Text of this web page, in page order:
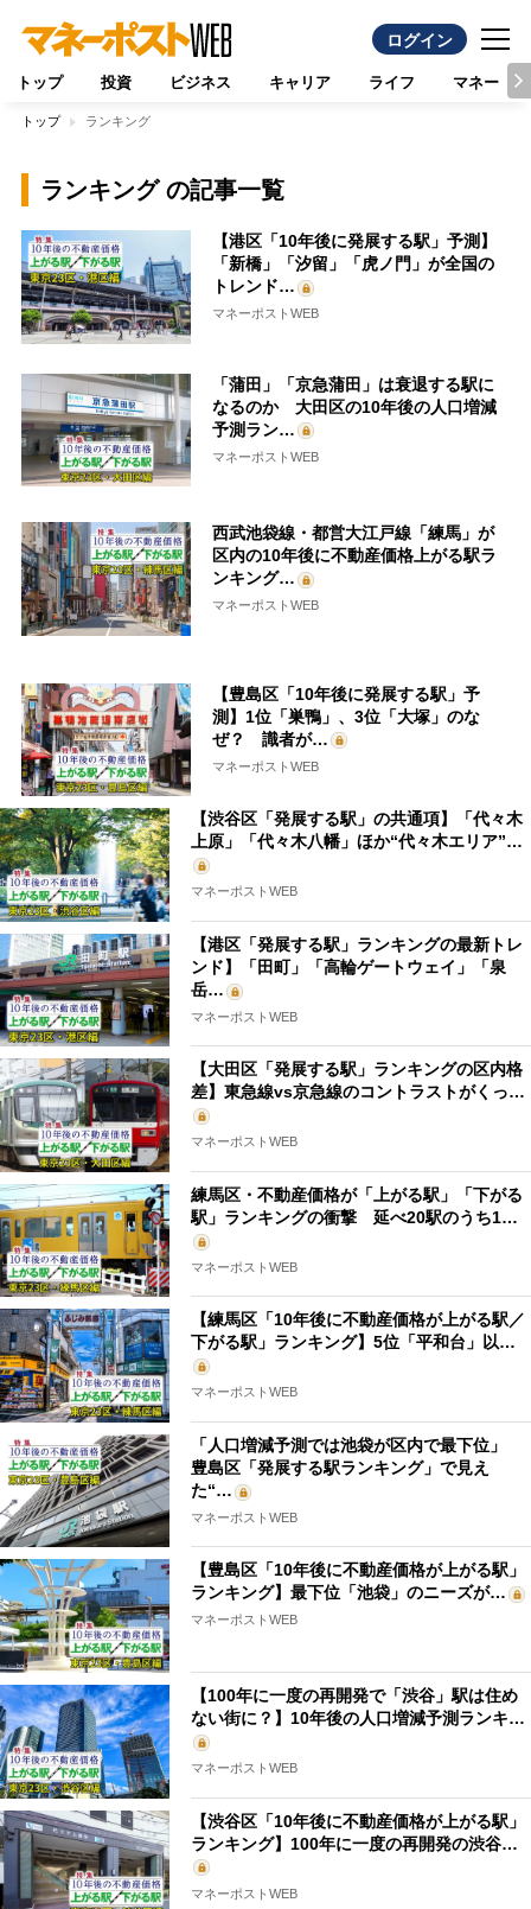
ログイン
トップ 投資 ビジネス キャリア ライフ マネー
トップ ランキング
ランキング の記事一覧
【港区「10年後に発展する駅」予測】
「新橋」「汐留」「虎ノ門」が全国の
トレンド…
マネーポストWEB
「蒲田」「京急蒲田」は衰退する駅に
なるのか 大田区の10年後の人口増減
予測ラン…
マネーポストWEB
西武池袋線・都営大江戸線「練馬」が
区内の10年後に不動産価格上がる駅ラ
ンキング…
マネーポストWEB
【豊島区「10年後に発展する駅」予
測】1位「巣鴨」、3位「大塚」のな
ぜ？ 識者が…
マネーポストWEB
【渋谷区「発展する駅」の共通項】「代々木
上原」「代々木八幡」ほか“代々木エリア”…
マネーポストWEB
【港区「発展する駅」ランキングの最新トレ
ンド】「田町」「高輪ゲートウェイ」「泉
岳…
マネーポストWEB
【大田区「発展する駅」ランキングの区内格
差】東急線vs京急線のコントラストがくっ…
マネーポストWEB
練馬区・不動産価格が「上がる駅」「下がる
駅」ランキングの衝撃 延べ20駅のうち1…
マネーポストWEB
【練馬区「10年後に不動産価格が上がる駅／
下がる駅」ランキング】5位「平和台」以…
マネーポストWEB
「人口増減予測では池袋が区内で最下位」
豊島区「発展する駅ランキング」で見え
た“…
マネーポストWEB
【豊島区「10年後に不動産価格が上がる駅」
ランキング】最下位「池袋」のニーズが…
マネーポストWEB
【100年に一度の再開発で「渋谷」駅は住め
ない街に？】10年後の人口増減予測ランキ…
マネーポストWEB
【渋谷区「10年後に不動産価格が上がる駅」
ランキング】100年に一度の再開発の渋谷…
マネーポストWEB